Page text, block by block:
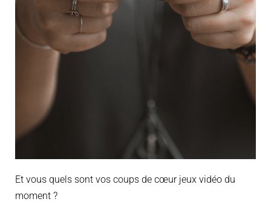
Et vous quels sont vos coups de cœur jeux vidéo du
moment ?